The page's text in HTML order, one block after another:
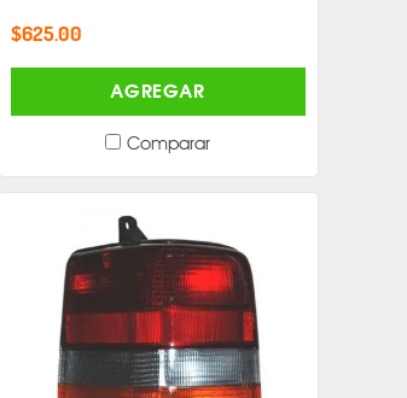
$625.00
AGREGAR
Comparar